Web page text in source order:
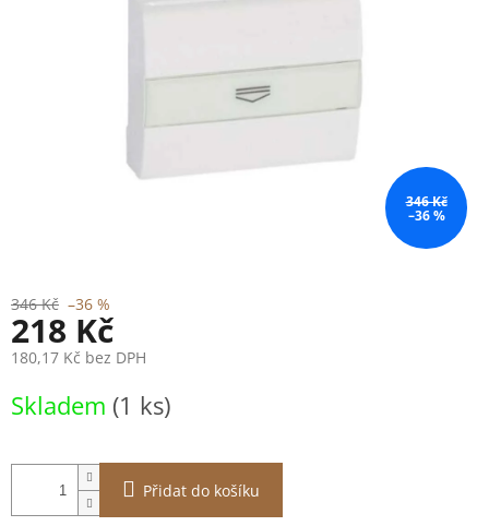
346 Kč
–36 %
346 Kč –36 %
218 Kč
180,17 Kč bez DPH
cena:
Skladem (1 ks)
Přidat do košíku